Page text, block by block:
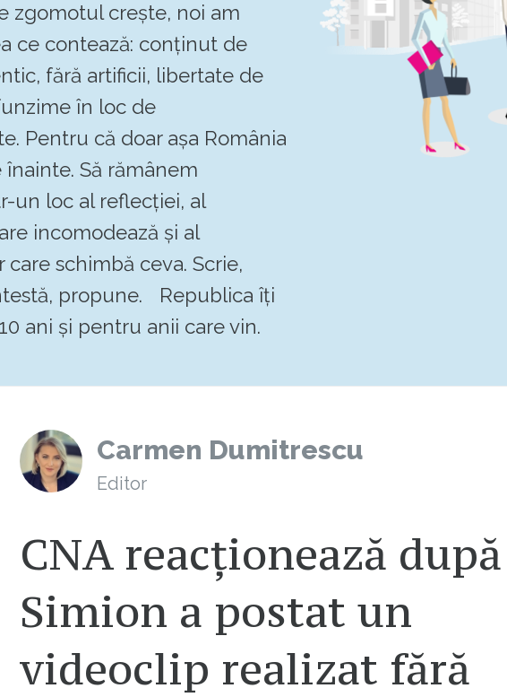
zgomotul crește, noi am
ce contează: conținut de
fără artificii, libertate de
în loc de
Pentru că doar așa România
Să rămânem
un loc al reflecției, al
incomodează și al
care schimbă ceva. Scrie,
propune. Republica îți
ani și pentru anii care vin.
Carmen Dumitrescu
Editor
CNA reacționează
Simion a postat un
videoclip realizat fără